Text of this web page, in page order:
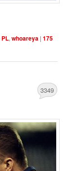
PL,whoareya |175
3349